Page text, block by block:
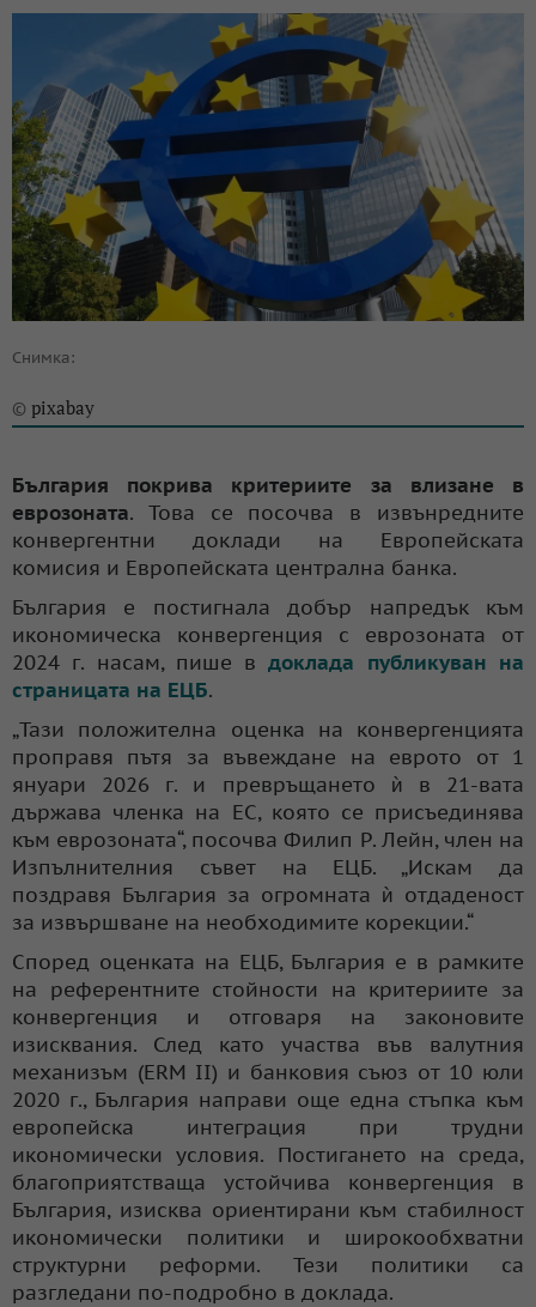
Снимка:
© pixabay
България покрива критериите за влизане в
еврозоната. Това се посочва в извънредните
конвергентни доклади на Европейската
комисия и Европейската централна банка.
България е постигнала добър напредък към
икономическа конвергенция с еврозоната от
2024 г. насам, пише вдоклада публикуван на
страницата на ЕЦБ.
„Тази положителна оценка на конвергенцията
проправя пътя за въвеждане на еврото от 1
януари 2026 г. и превръщането ѝ в 21-вата
държава членка на ЕС, която се присъединява
към еврозоната“, посочва Филип Р. Лейн, член на
Изпълнителния съвет на ЕЦБ. „Искам да
поздравя България за огромната ѝ отдаденост
за извършване на необходимите корекции.“
Според оценката на ЕЦБ, България е в рамките
на референтните стойности на критериите за
конвергенция и отговаря на законовите
изисквания. След като участва във валутния
механизъм (ERM II) и банковия съюз от 10 юли
2020 г., България направи още една стъпка към
европейска интеграция при трудни
икономически условия. Постигането на среда,
благоприятстваща устойчива конвергенция в
България, изисква ориентирани към стабилност
икономически политики и широкообхватни
структурни реформи. Тези политики са
разгледани по-подробно в доклада.